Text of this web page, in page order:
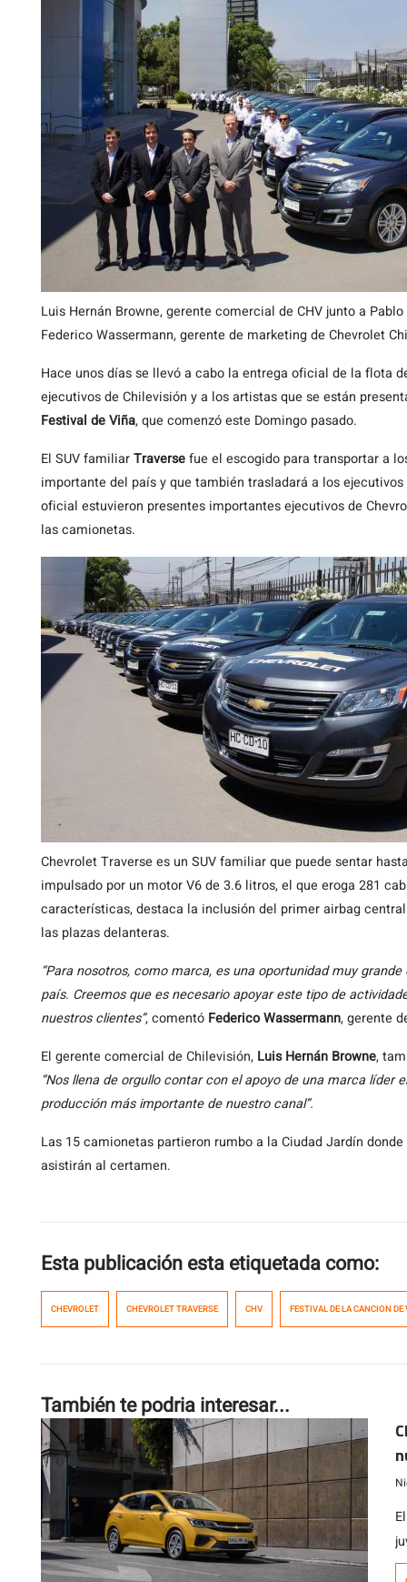
Luis Hernán Browne, gerente comercial de CHV junto a
Federico Wassermann, gerente de marketing de Chevrolet
Hace unos días se llevó a cabo la entrega oficial de la flota
ejecutivos de Chilevisión y a los artistas que se están
Festival de Viña, que comenzó este Domingo pasado.
El SUV familiarTraversefue el escogido para transportar a
importante del país y que también trasladará a los
oficial estuvieron presentes importantes ejecutivos de
las camionetas.
Chevrolet Traverse es un SUV familiar que puede sentar
impulsado por un motor V6 de 3.6 litros, el que eroga 281
características, destaca la inclusión del primer airbag
las plazas delanteras.
“Para nosotros, como marca, es una oportunidad muy
país. Creemos que es necesario apoyar este tipo de
nuestros clientes”, comentó Federico Wassermann, gerente
El gerente comercial de Chilevisión, Luis Hernán Browne,
“Nos llena de orgullo contar con el apoyo de una marca
producción más importante de nuestro canal”.
Las 15 camionetas partieron rumbo a la Ciudad Jardín
asistirán al certamen.
Esta publicación esta etiquetada como:
CHEVROLET CHEVROLET TRAVERSE CHV FESTIVAL DE LA CANCION DE
También te podria interesar...